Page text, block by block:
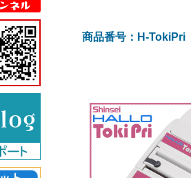
商品番号：H-TokiPri